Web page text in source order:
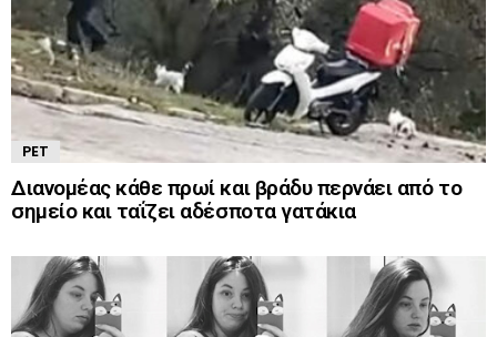
PET
Διανομέας κάθε πρωί και βράδυ περνάει από το
σημείο και ταΐζει αδέσποτα γατάκια